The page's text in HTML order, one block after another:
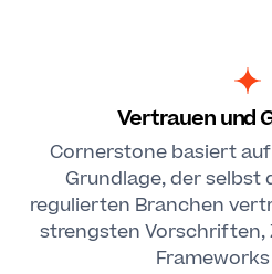
Vertrauen und
Cornerstone basiert
Grundlage, der selbst
regulierten Branchen
strengsten Vorschriften,